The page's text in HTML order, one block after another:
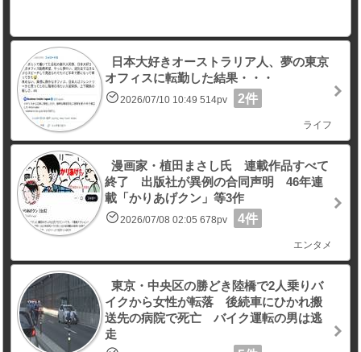
日本大好きオーストラリア人、夢の東京
オフィスに転勤した結果・・・
2026/07/10 10:49 514pv 2件
ライフ
漫画家・植田まさし氏 連載作品すべて
終了 出版社が異例の合同声明 46年連
載「かりあげクン」等3作
2026/07/08 02:05 678pv 4件
エンタメ
東京・中央区の勝どき陸橋で2人乗りバ
イクから女性が転落 後続車にひかれ搬
送先の病院で死亡 バイク運転の男は逃
走